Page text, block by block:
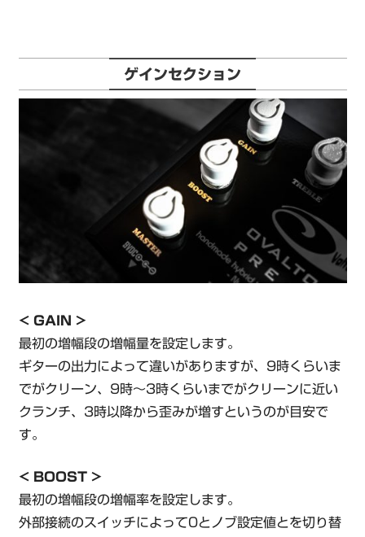
ゲインセクション
< GAIN >
最初の増幅段の増幅量を設定します。
ギターの出力によって違いがありますが、9時くらいま
でがクリーン、9時～3時くらいまでがクリーンに近い
クランチ、3時以降から歪みが増すというのが目安で
す。
< BOOST >
最初の増幅段の増幅率を設定します。
外部接続のスイッチによって0とノブ設定値とを切り替